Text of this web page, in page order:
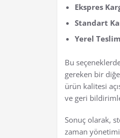
Ekspres
Standart
Yerel
Bu
gereken bir
ürün kalitesi
ve geri
Sonuç olarak,
zaman